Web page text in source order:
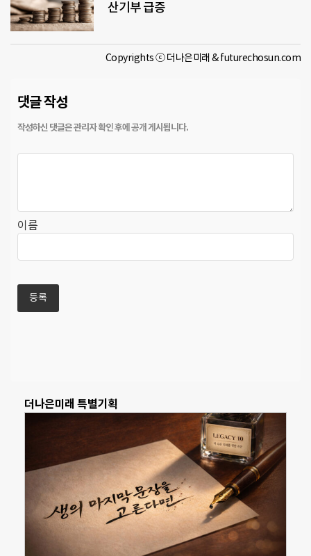
산기부 급증
Copyrights ⓒ 더나은미래 & futurechosun.com
댓글 작성
이름
더나은미래 특별기획